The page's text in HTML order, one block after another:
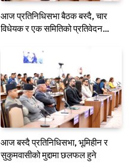
आज प्रतिनिधिसभा बैठक बस्दै, चार
विधेयक र एक समितिको प्रतिवेदन
आज बस्दै प्रतिनिधिसभा, भूमिहीन र
सुकुमवासीको मुद्दामा छलफल हुने